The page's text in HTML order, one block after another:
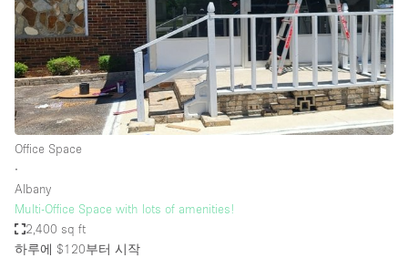
Office Space
∙
Albany
Multi-Office Space with lots of amenities!
2,400 sq ft
하루에 $120부터 시작